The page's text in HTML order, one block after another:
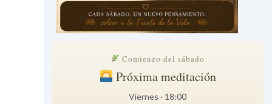
Comienzo del sábado
Próxima meditación
Viernes · 18:00